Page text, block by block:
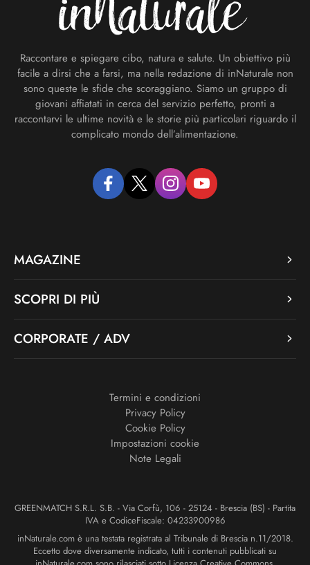
Raccontare e spiegare cibo, natura e salute. Un obiettivo più
facile a dirsi che a farsi, ma nella redazione di inNaturale non
sono queste le sfide che scoraggiano. Siamo un gruppo di
giovani affiatati in cerca del servizio perfetto, pronti a
raccontarvi le ultime novità e le storie più particolari riguardo il
complicato mondo dell’alimentazione.
facebooktwitter instagramyoutube
MAGAZINE
SCOPRI DI PIÙ
CORPORATE / ADV
Termini e condizioni
Privacy Policy
Cookie Policy
Impostazioni cookie
Note Legali
GREENMATCH S.R.L. S.B. - Via Corfù, 106 - 25124 - Brescia (BS) - Partita
IVA e CodiceFiscale: 04233900986
inNaturale.com è una testata registrata al Tribunale di Brescia n.11/2018.
Eccetto dove diversamente indicato, tutti i contenuti pubblicati su